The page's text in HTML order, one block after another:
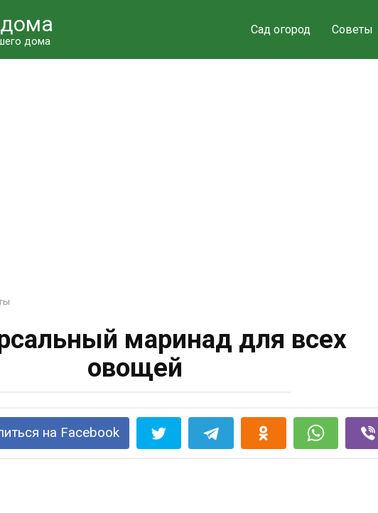
дома
Сад огород Советы
маринад для всех
овощей
на Facebook